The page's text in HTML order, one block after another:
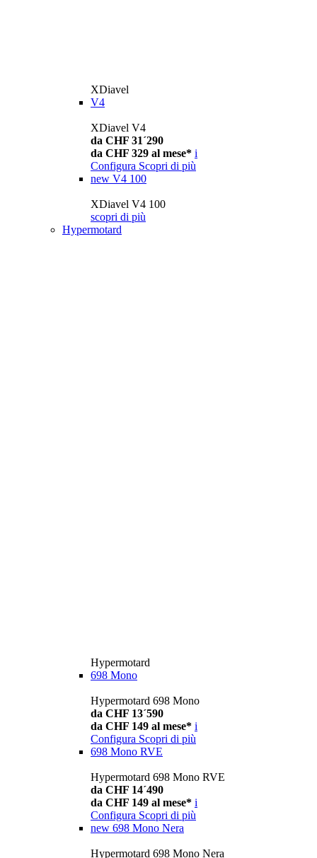
XDiavel
V4
XDiavel V4
da CHF 31´290
da CHF 329 al mese* i
Configura Scopri di più
new V4 100
XDiavel V4 100
scopri di più
Hypermotard
Hypermotard
698 Mono
Hypermotard 698 Mono
da CHF 13´590
da CHF 149 al mese* i
Configura Scopri di più
698 Mono RVE
Hypermotard 698 Mono RVE
da CHF 14´490
da CHF 149 al mese* i
Configura Scopri di più
new 698 Mono Nera
Hypermotard 698 Mono Nera